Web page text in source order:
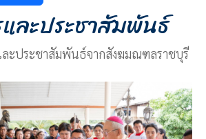
ละประชาสัมพันธ์
ละประชาสัมพันธ์จากสังฆมณฑลราชบุรี